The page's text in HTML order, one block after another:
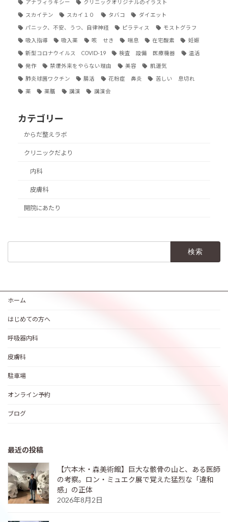
アナフィラキシー クリニックオリジナルのイラスト
スカイテン スカイ１０ タバコ ダイエット
パニック、不安、うつ、自律神経 ピラティス モストグラフ
吸入指導 吸入薬 咳 せき 喘息 在宅酸素 妊娠
新型コロナウイルス COVID-19 検査 設備 医療機器 温活
発作 禁煙外来をやらない理由 美容 肌運気
肺炎球菌ワクチン 腸活 花粉症 鼻炎 苦しい 息切れ
薬 薬膳 講演 講演会
カテゴリー
からだ整えラボ
クリニックだより
内科
皮膚科
開院にあたり
ホーム
はじめての方へ
呼吸器内科
皮膚科
駐車場
オンライン予約
ブログ
最近の投稿
【六本木・森美術館】巨大な骸骨の山と、ある医師
の考察。ロン・ミュエク展で覚えた猛烈な「違和
感」の正体
2026年8月2日